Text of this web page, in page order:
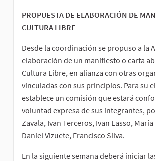
PROPUESTA DE ELABORACIÓN DE
CULTURA LIBRE
Desde la coordinación se propuso a la
elaboración de un manifiesto o carta
Cultura Libre, en alianza con otras
vinculadas con sus principios. Para su
establece un comisión que estará
voluntad expresa de sus integrantes,
Zavala, Ivan Terceros, Ivan Lasso,
Daniel Vizuete, Francisco Silva.
En la siguiente semana deberá iniciar